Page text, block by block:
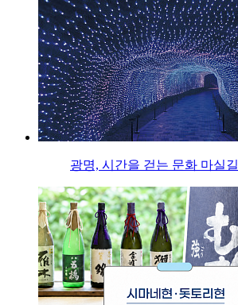
광명, 시간을 걷는 문화 마실길